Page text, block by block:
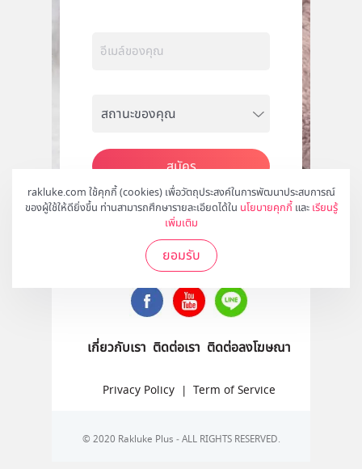
rakluke.com ใช้คุกกี้ (cookies) เพื่อวัตถุประสงค์ในการพัฒนาประสบการณ์
ของผู้ใช้ให้ดียิ่งขึ้น ท่านสามารถศึกษารายละเอียดได้ใน นโยบายคุกกี้ และ เรียนรู้
เพิ่มเติม
ยอมรับ
สมัคร
ติดตามเราได้ที่
เกี่ยวกับเรา ติดต่อเรา ติดต่อลงโฆษณา
Privacy Policy | Term of Service
© 2020 Rakluke Plus - ALL RIGHTS RESERVED.